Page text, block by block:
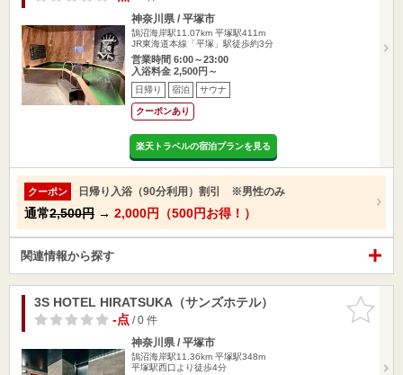
神奈川県 / 平塚市
鵠沼海岸駅11.07km 平塚駅411m
JR東海道本線「平塚」駅徒歩約3分
営業時間 6:00～23:00
入浴料金 2,500円～
日帰り 宿泊 サウナ
クーポンあり
楽天トラベルの宿泊プランを見る
クーポン 日帰り入浴（90分利用）割引 ※男性のみ
通常2,500円 → 2,000円（500円お得！）
関連情報から探す
お気に入
りに追加
3S HOTEL HIRATSUKA（サンズホテル）
-点/ 0 件
神奈川県 / 平塚市
鵠沼海岸駅11.36km 平塚駅348m
平塚駅西口より徒歩4分